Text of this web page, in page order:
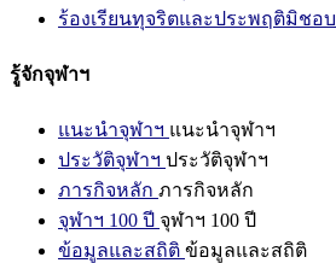
ร้องเรียนทุจริตและประพฤติมิชอบ
รู้จักจุฬาฯ
แนะนำจุฬาฯ แนะนำจุฬาฯ
ประวัติจุฬาฯ ประวัติจุฬาฯ
ภารกิจหลัก ภารกิจหลัก
จุฬาฯ 100 ปี จุฬาฯ 100 ปี
ข้อมูลและสถิติ ข้อมูลและสถิติ